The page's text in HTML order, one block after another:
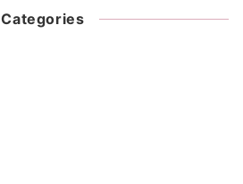
Categories